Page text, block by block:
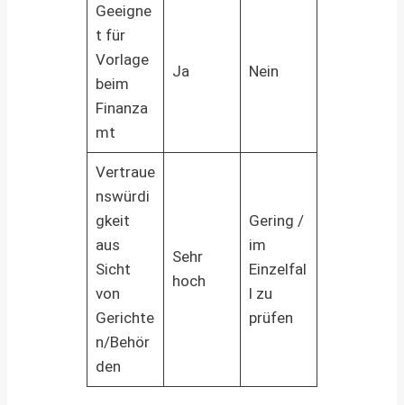
Geeigne
t für
Vorlage
beim
Finanza
mt
Ja Nein
Vertraue
nswürdi
gkeit
aus
Sicht
von
Gerichte
n/Behör
den
Sehr
hoch
Gering /
im
Einzelfal
l zu
prüfen